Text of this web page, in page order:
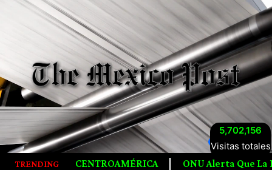
Visitas totales
5,702,156
TRENDING ONU Alerta Que La Humanidad Agotó Los